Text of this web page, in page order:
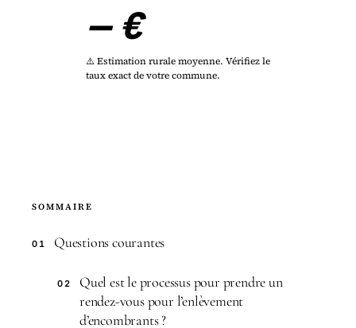
— €
⚠️ Estimation rurale moyenne. Vérifiez le
taux exact de votre commune.
SOMMAIRE
01 Questions courantes
02
Quel est le processus pour prendre un
rendez-vous pour l’enlèvement
d’encombrants ?